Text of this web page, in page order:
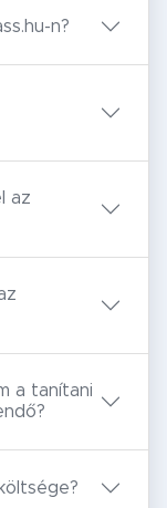
n?
az
a tanítani